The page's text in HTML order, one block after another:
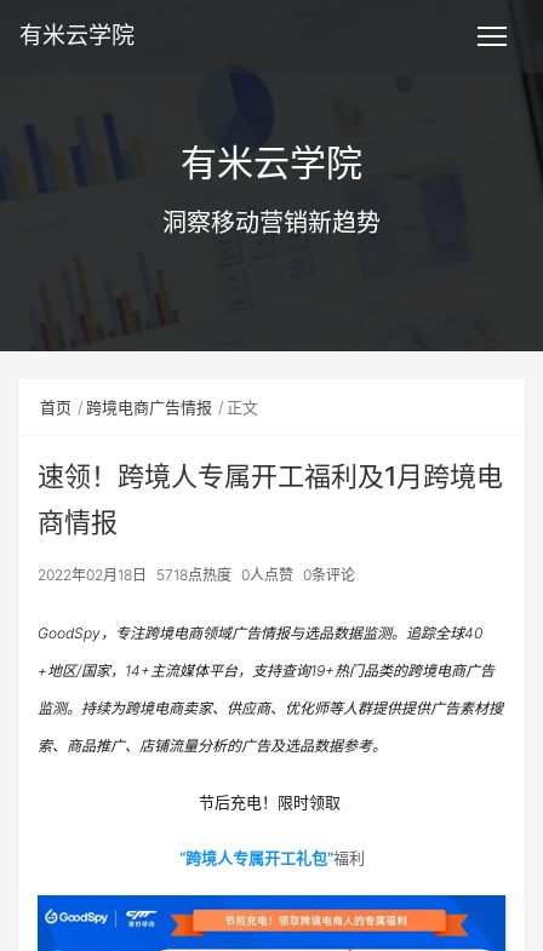
有米云学院
有米云学院
洞察移动营销新趋势
首页 跨境电商广告情报 正文
速领！跨境人专属开工福利及1月跨境电
商情报
2022年02月18日 5718点热度 0人点赞 0条评论
GoodSpy，专注跨境电商领域广告情报与选品数据监测。追踪全球40
+地区/国家，14+主流媒体平台，支持查询19+热门品类的跨境电商广告
监测。持续为跨境电商卖家、供应商、优化师等人群提供提供广告素材搜
索、商品推广、店铺流量分析的广告及选品数据参考。
节后充电！限时领取
“跨境人专属开工礼包”福利